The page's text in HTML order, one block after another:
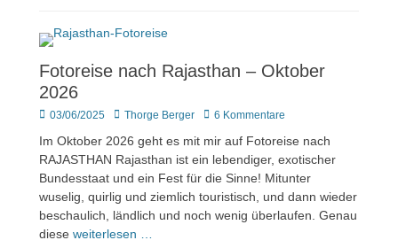
Fotoreise nach Rajasthan – Oktober
2026
Veröffentlicht
03/06/2025 Author
Thorge Berger 6 Kommentare
Im Oktober 2026 geht es mit mir auf Fotoreise nach
RAJASTHAN Rajasthan ist ein lebendiger, exotischer
Bundesstaat und ein Fest für die Sinne! Mitunter
wuselig, quirlig und ziemlich touristisch, und dann wieder
beschaulich, ländlich und noch wenig überlaufen. Genau
diese weiterlesen …